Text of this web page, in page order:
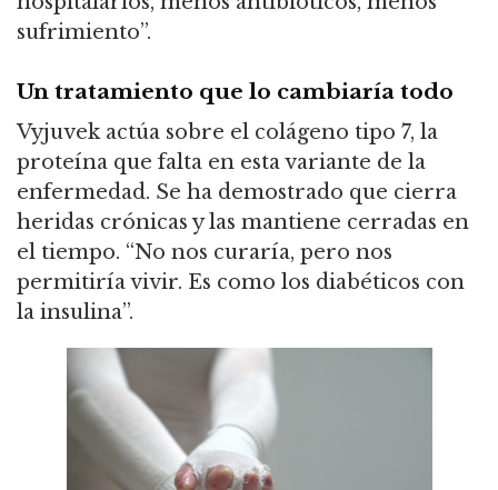
sufrimiento”.
Un tratamiento que lo cambiaría todo
Vyjuvek actúa sobre el colágeno tipo 7, la
proteína que falta en esta variante de la
enfermedad. Se ha demostrado que cierra
heridas crónicas y las mantiene cerradas en
el tiempo. “No nos curaría, pero nos
permitiría vivir. Es como los diabéticos con
la insulina”.